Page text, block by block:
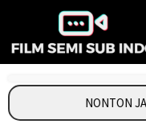
content
NONTON